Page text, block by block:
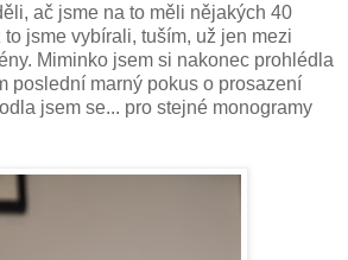
ač jsme na to měli nějakých 40
to jsme vybírali, tuším, už jen mezi
Miminko jsem si nakonec prohlédla
poslední marný pokus o prosazení
jsem se... pro stejné monogramy